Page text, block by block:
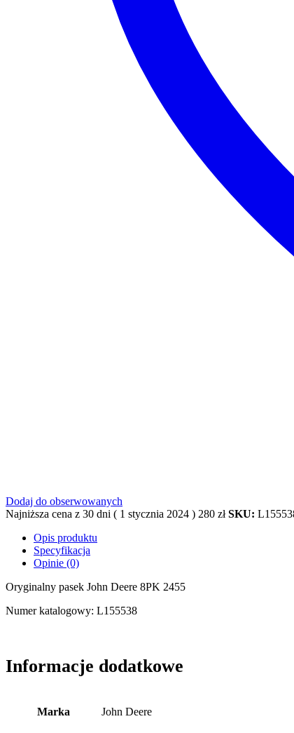
Dodaj do obserwowanych
Najniższa cena z 30 dni ( 1 stycznia 2024 ) 280 zł SKU:
Opis produktu
Specyfikacja
Opinie (0)
Oryginalny pasek John Deere 8PK 2455
Numer katalogowy: L155538
Informacje dodatkowe
Marka John Deere